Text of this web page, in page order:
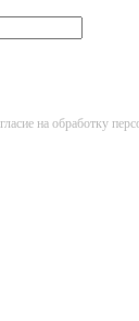
на обработку